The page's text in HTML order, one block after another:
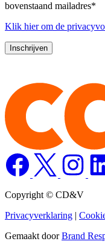
bovenstaand mailadres*
Klik hierom de
Copyright © CD&V
Privacyverklaring |
Gemaakt doorBrand